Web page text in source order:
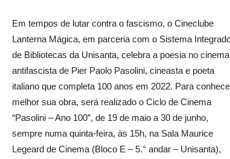
Em tempos de lutar contra o fascismo, o Cineclube
Lanterna Mágica, em parceria com o Sistema
de Bibliotecas da Unisanta, celebra a poesia no cinema
antifascista de Pier Paolo Pasolini, cineasta e poeta
italiano que completa 100 anos em 2022. Para
melhor sua obra, será realizado o Ciclo de Cinema
“Pasolini – Ano 100”, de 19 de maio a 30 de junho,
sempre numa quinta-feira, às 15h, na Sala Maurice
Legeard de Cinema (Bloco E – 5.° andar – Unisanta),